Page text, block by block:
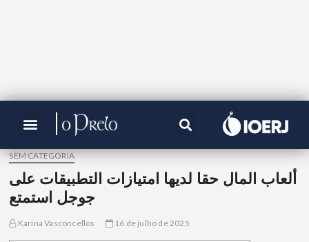
SEM CATEGORIA
ألعاب المال حقا لديها امتيازات التطبيقات على
جوجل استمتع
Karina Vasconcellos 16 de julho de 2025